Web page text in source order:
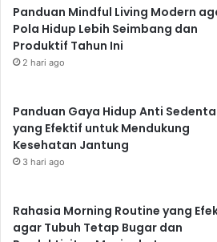
Panduan Mindful Living Modern
Pola Hidup Lebih Seimbang dan
Produktif Tahun Ini
2 hari ago
Panduan Gaya Hidup Anti
yang Efektif untuk Mendukung
Kesehatan Jantung
3 hari ago
Rahasia Morning Routine yang
agar Tubuh Tetap Bugar dan